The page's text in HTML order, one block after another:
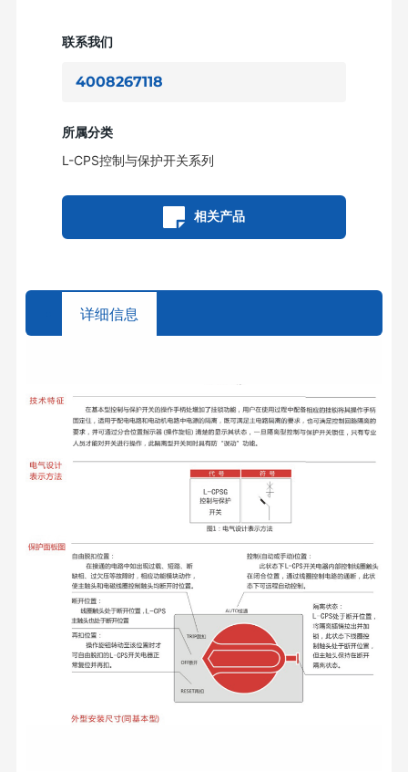
联系我们
4008267118
所属分类
L-CPS控制与保护开关系列
相关产品
详细信息